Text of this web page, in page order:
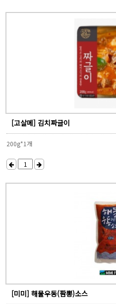
[고살메] 김치짜글이
200g*1개
[미미] 해물우동(짬뽕)소스